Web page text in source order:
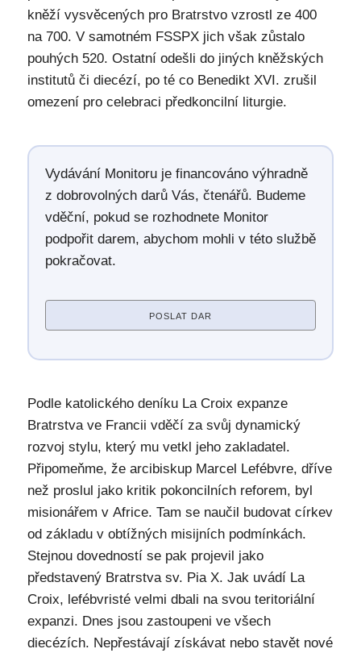
kněží vysvěcených pro Bratrstvo vzrostl ze 400
na 700. V samotném FSSPX jich však zůstalo
pouhých 520. Ostatní odešli do jiných kněžských
institutů či diecézí, po té co Benedikt XVI. zrušil
omezení pro celebraci předkoncilní liturgie.
Vydávání Monitoru je financováno výhradně
z dobrovolných darů Vás, čtenářů. Budeme
vděční, pokud se rozhodnete Monitor
podpořit darem, abychom mohli v této službě
pokračovat.
POSLAT DAR
Podle katolického deníku La Croix expanze
Bratrstva ve Francii vděčí za svůj dynamický
rozvoj stylu, který mu vetkl jeho zakladatel.
Připomeňme, že arcibiskup Marcel Lefébvre, dříve
než proslul jako kritik pokoncilních reforem, byl
misionářem v Africe. Tam se naučil budovat církev
od základu v obtížných misijních podmínkách.
Stejnou dovedností se pak projevil jako
představený Bratrstva sv. Pia X. Jak uvádí La
Croix, lefébvristé velmi dbali na svou teritoriální
expanzi. Dnes jsou zastoupeni ve všech
diecézích. Nepřestávají získávat nebo stavět nové